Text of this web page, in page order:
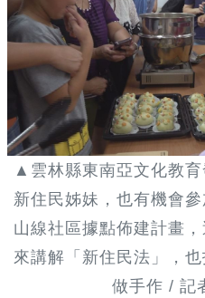
▲雲林縣東南亞文化教
新住民姊妹，也有機會
山線社區據點佈建計畫
來講解「新住民法」，
做手作 / 記